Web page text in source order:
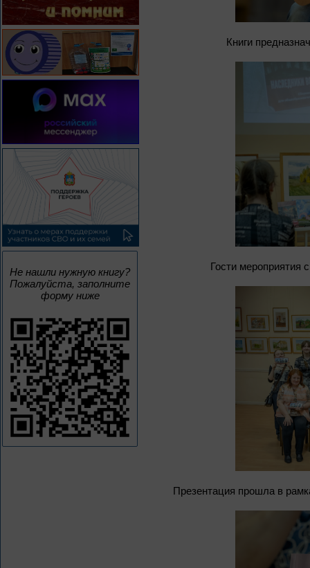
Не нашли нужную книгу?
Пожалуйста, заполните
форму ниже
Книги
Гости мероприятия
Презентация прошла в